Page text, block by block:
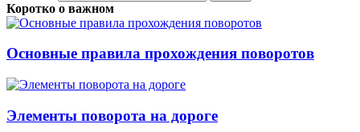
Коротко о важном
Основные правила прохождения поворотов
Элементы поворота на дороге